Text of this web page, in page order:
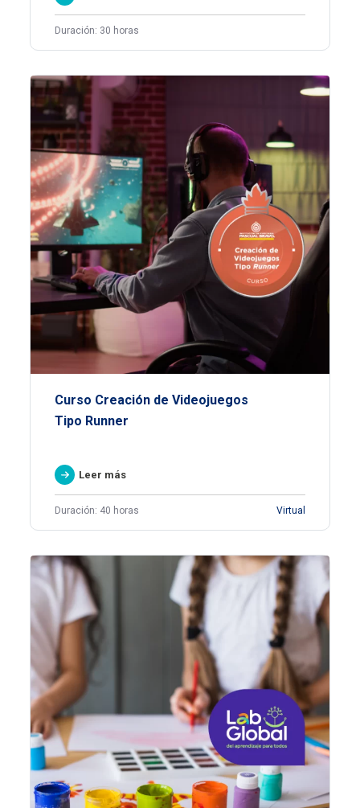
Duración: 30 horas
Curso Creación de Videojuegos
Tipo Runner
Leer más
Duración: 40 horas Virtual